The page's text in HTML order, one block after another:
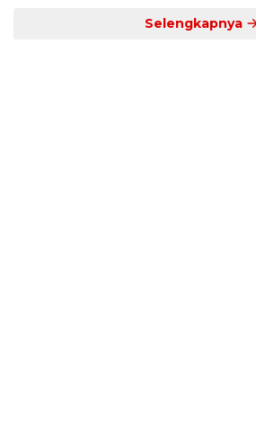
Selengkapnya